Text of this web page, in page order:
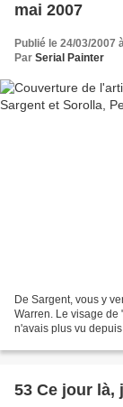
mai 2007
Publié le 24/03/2007
Par Serial Painter
De Sargent, vous y
Warren. Le visage de
n'avais plus vu
53 Ce jour là,